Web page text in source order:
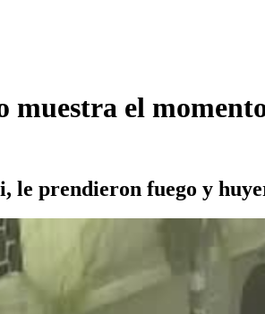
muestra el
le prendieron fuego y